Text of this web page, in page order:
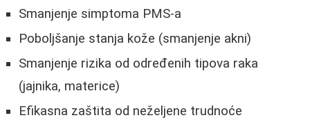
Smanjenje simptoma PMS-a
Poboljšanje stanja kože (smanjenje akni)
Smanjenje rizika od određenih tipova raka
(jajnika, materice)
Efikasna zaštita od neželjene trudnoće